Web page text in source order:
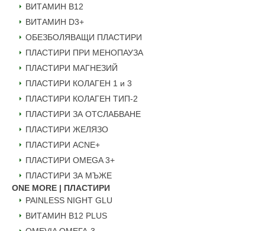
ВИТАМИН B12
ВИТАМИН D3+
ОБЕЗБОЛЯВАЩИ ПЛАСТИРИ
ПЛАСТИРИ ПРИ МЕНОПАУЗА
ПЛАСТИРИ МАГНЕЗИЙ
ПЛАСТИРИ КОЛАГЕН 1 и 3
ПЛАСТИРИ КОЛАГЕН ТИП-2
ПЛАСТИРИ ЗА ОТСЛАБВАНЕ
ПЛАСТИРИ ЖЕЛЯЗО
ПЛАСТИРИ ACNE+
ПЛАСТИРИ OMEGA 3+
ПЛАСТИРИ ЗА МЪЖЕ
ONE MORE | ПЛАСТИРИ
PAINLESS NIGHT GLU
ВИТАМИН B12 PLUS